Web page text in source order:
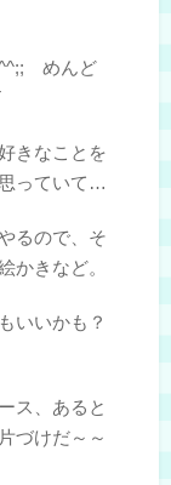
めんど
きなことを
っていて…
るので、そ
かきなど。
いいかも？
ス、あると
づけだ～～